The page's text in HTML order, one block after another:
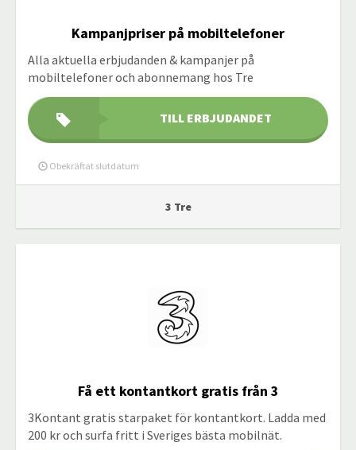
Kampanjpriser på mobiltelefoner
Alla aktuella erbjudanden & kampanjer på
mobiltelefoner och abonnemang hos Tre
TILL ERBJUDANDET
Obekräftat slutdatum
3 Tre
Få ett kontantkort gratis från 3
3Kontant gratis starpaket för kontantkort. Ladda med
200 kr och surfa fritt i Sveriges bästa mobilnät.